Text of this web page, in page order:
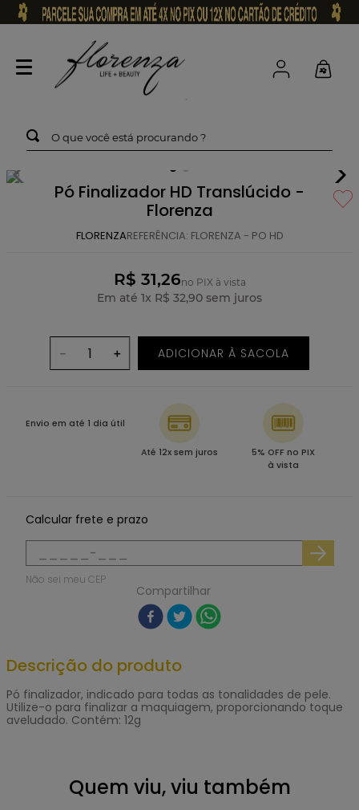
O que você está procurando ?
Pó Finalizador HD Translúcido -
Florenza
FLORENZAREFERÊNCIA: FLORENZA - PO HD
R$ 31,26no PIX à vista
Em até 1x R$ 32,90 sem juros
＋
－ ADICIONAR À SACOLA
Envio em até 1 dia útil
Até 12x sem juros
5% OFF no PIX
à vista
Calcular frete e prazo
Não sei meu CEP
Compartilhar
Descrição do produto
Pó finalizador, indicado para todas as tonalidades de pele.
Utilize-o para finalizar a maquiagem, proporcionando toque
aveludado. Contém: 12g
Quem viu, viu também